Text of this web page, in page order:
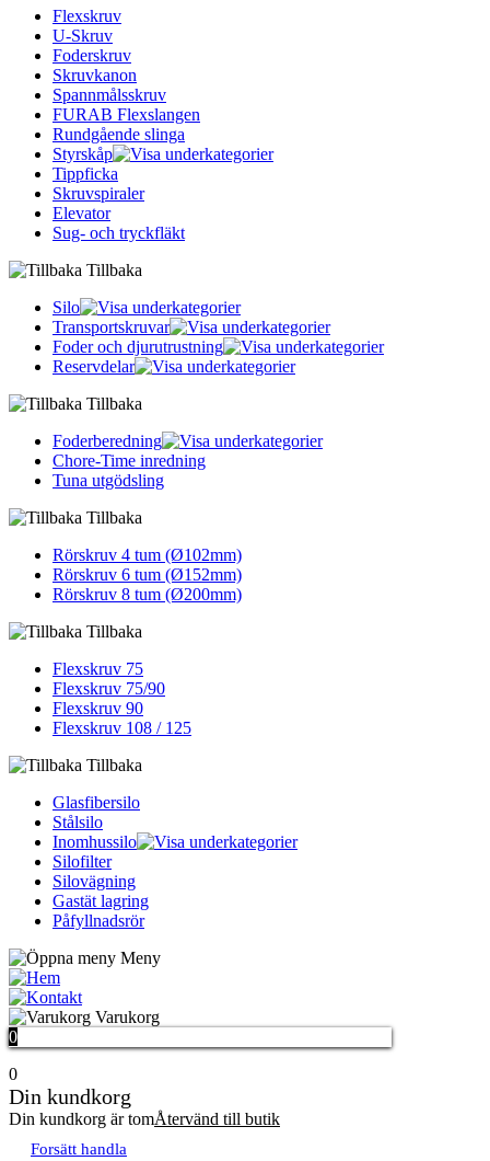
Flexskruv
U-Skruv
Foderskruv
Skruvkanon
Spannmålsskruv
FURAB Flexslangen
Rundgående slinga
Styrskåp
Tippficka
Skruvspiraler
Elevator
Sug- och tryckfläkt
Tillbaka
Silo
Transportskruvar
Foder och djurutrustning
Reservdelar
Tillbaka
Foderberedning
Chore-Time inredning
Tuna utgödsling
Tillbaka
Rörskruv 4 tum (Ø102mm)
Rörskruv 6 tum (Ø152mm)
Rörskruv 8 tum (Ø200mm)
Tillbaka
Flexskruv 75
Flexskruv 75/90
Flexskruv 90
Flexskruv 108 / 125
Tillbaka
Glasfibersilo
Stålsilo
Inomhussilo
Silofilter
Silovägning
Gastät lagring
Påfyllnadsrör
Meny
Varukorg
0
0
Din kundkorg
Din kundkorg är tomÅtervänd till butik
Forsätt handla